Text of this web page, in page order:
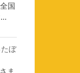
国
たぼ
ま